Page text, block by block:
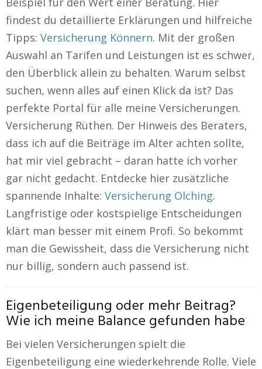
findest du detaillierte Erklärungen und hilfreiche
Tipps: Versicherung Könnern. Mit der großen
Auswahl an Tarifen und Leistungen ist es schwer,
den Überblick allein zu behalten. Warum selbst
suchen, wenn alles auf einen Klick da ist? Das
perfekte Portal für alle meine Versicherungen.
Versicherung Rüthen. Der Hinweis des Beraters,
dass ich auf die Beiträge im Alter achten sollte,
hat mir viel gebracht – daran hatte ich vorher
gar nicht gedacht. Entdecke hier zusätzliche
spannende Inhalte: Versicherung Olching.
Langfristige oder kostspielige Entscheidungen
klärt man besser mit einem Profi. So bekommt
man die Gewissheit, dass die Versicherung nicht
nur billig, sondern auch passend ist.
Eigenbeteiligung oder mehr Beitrag?
Wie ich meine Balance gefunden habe
Bei vielen Versicherungen spielt die
Eigenbeteiligung eine wiederkehrende Rolle. Viele